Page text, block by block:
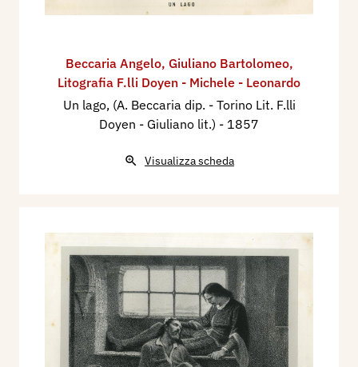
Beccaria Angelo, Giuliano Bartolomeo,
Litografia F.lli Doyen - Michele - Leonardo
Un lago, (A. Beccaria dip. - Torino Lit. F.lli
Doyen - Giuliano lit.) - 1857
Visualizza scheda